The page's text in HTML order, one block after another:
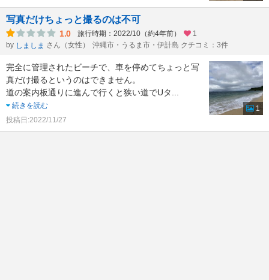
写真だけちょっと撮るのは不可
1.0 旅行時期：2022/10（約4年前）
1
by しましま さん（女性） 沖縄市・うるま市・伊計島 クチコミ：3件
完全に管理されたビーチで、車を停めてちょっと写
真だけ撮るというのはできません。
道の案内板通りに進んで行くと狭い道でUタ
続きを読む
投稿日:2022/11/27
1